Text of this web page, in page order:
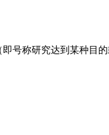
号称研究达到某种目